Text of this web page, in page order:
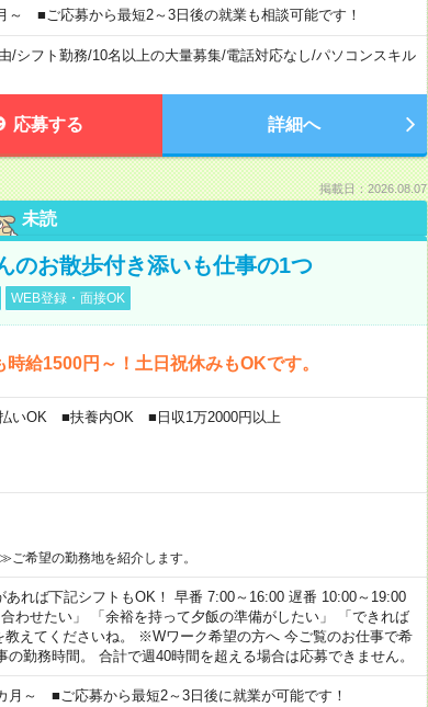
～ ■ご応募から最短2～3日後の就業も相談可能です！
/シフト勤務/10名以上の大量募集/電話対応なし/パソコンスキル
応募する 詳細へ
掲載日：2026.08.07
未読
のお散歩付き添いも仕事の1つ
WEB登録・面接OK
給1500円～！土日祝休みもOKです。
いOK ■扶養内OK ■日収1万2000円以上
希望の勤務地を紹介します。
れば下記シフトもOK！ 早番 7:00～16:00 遅番 10:00～19:00
わせたい」 「余裕を持って夕飯の準備がしたい」 「できれば
えてくださいね。 ※Wワーク希望の方へ 今ご覧のお仕事で希
勤務時間。 合計で週40時間を超える場合は応募できません。
月～ ■ご応募から最短2～3日後に就業が可能です！